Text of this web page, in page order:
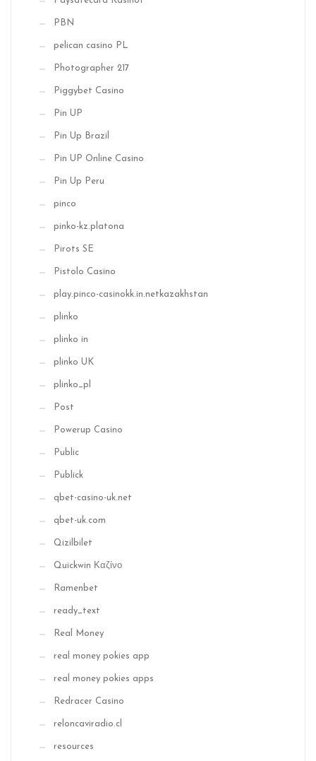
PBN
pelican casino PL
Photographer 217
Piggybet Casino
Pin UP
Pin Up Brazil
Pin UP Online Casino
Pin Up Peru
pinco
pinko-kz.platona
Pirots SE
Pistolo Casino
play.pinco-casinokk.in.netkazakhstan
plinko
plinko in
plinko UK
plinko_pl
Post
Powerup Casino
Public
Publick
qbet-casino-uk.net
qbet-uk.com
Qizilbilet
Quickwin Καζίνο
Ramenbet
ready_text
Real Money
real money pokies app
real money pokies apps
Redracer Casino
reloncaviradio.cl
resources